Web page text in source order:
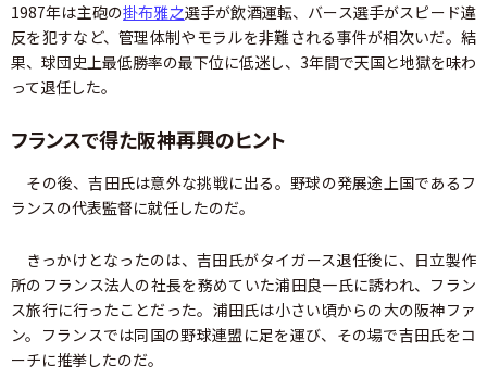
1987年は主砲の掛布雅之選手が飲酒運転、バース選手がスピード違
反を犯すなど、管理体制やモラルを非難される事件が相次いだ。結
果、球団史上最低勝率の最下位に低迷し、3年間で天国と地獄を味わ
って退任した。
フランスで得た阪神再興のヒント
その後、吉田氏は意外な挑戦に出る。野球の発展途上国であるフ
ランスの代表監督に就任したのだ。
きっかけとなったのは、吉田氏がタイガース退任後に、日立製作
所のフランス法人の社長を務めていた浦田良一氏に誘われ、フラン
ス旅行に行ったことだった。浦田氏は小さい頃からの大の阪神ファ
ン。フランスでは同国の野球連盟に足を運び、その場で吉田氏をコ
ーチに推挙したのだ。